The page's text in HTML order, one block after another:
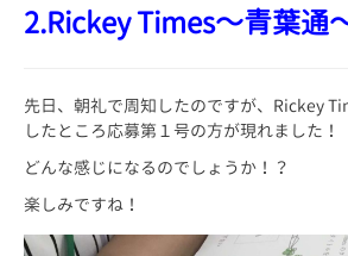
2.Rickey Times～青葉通
先日、朝礼で周知したのですが、Rickey
したところ応募第１号の方が現れました！
どんな感じになるのでしょうか！？
楽しみですね！